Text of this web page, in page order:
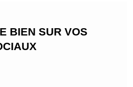
BIEN SUR VOS